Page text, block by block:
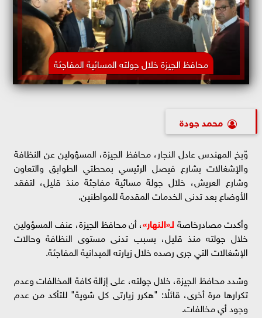
محافظ الجيزة خلال جولته المسائية المفاجئة
محمد جودة
وّبخ المهندس عادل النجار، محافظ الجيزة، المسؤولين عن النظافة
والإشغالات بشارع فيصل الرئيسي بمحطتي الطوابق والتعاون
وشارع العريش، خلال جولة مسائية مفاجئة منذ قليل، لتفقد
الأوضاع بعد تدنى الخدمات المقدمة للمواطنين.
وأكدت مصادرخاصة لـ«النهار»، أن محافظ الجيزة، عنف المسؤولين
خلال جولته منذ قليل، بسبب تدنى مستوى النظافة وحالات
الإشغالات التي جرى رصده خلال زيارته الميدانية المفاجئة.
وشدد محافظ الجيزة، خلال جولته، على إزالة كافة المخالفات وعدم
تكرارها مرة أخرى، قائلًا: "هكرر زيارتى كل شوية" للتأكد من عدم
وجود أي مخالفات.